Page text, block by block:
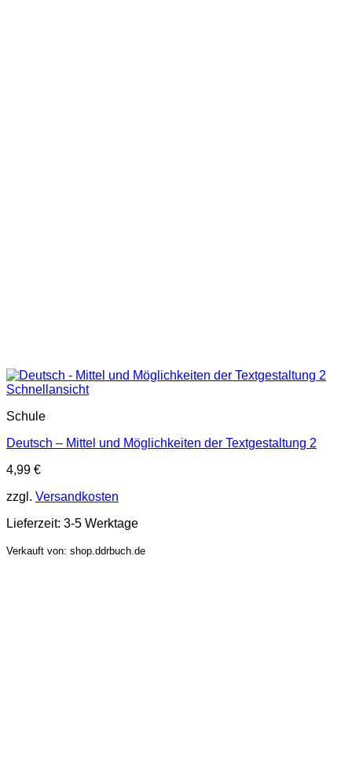
Schnellansicht
Schule
Deutsch – Mittel und Möglichkeiten der Textgestaltung 2
4,99 €
zzgl. Versandkosten
Lieferzeit: 3-5 Werktage
Verkauft von: shop.ddrbuch.de